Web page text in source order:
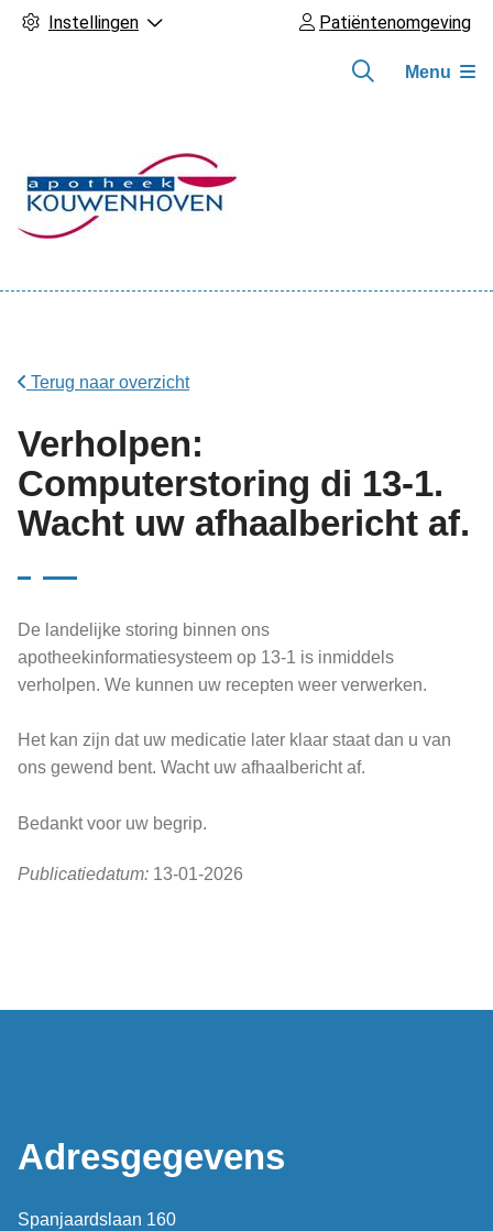
Instellingen Patiëntenomgeving
Menu
Terug naar overzicht
Verholpen:
Computerstoring di 13-1.
Wacht uw afhaalbericht af.
De landelijke storing binnen ons
apotheekinformatiesysteem op 13-1 is inmiddels
verholpen. We kunnen uw recepten weer verwerken.
Het kan zijn dat uw medicatie later klaar staat dan u van
ons gewend bent. Wacht uw afhaalbericht af.
Bedankt voor uw begrip.
Publicatiedatum: 13-01-2026
Adresgegevens
Spanjaardslaan 160